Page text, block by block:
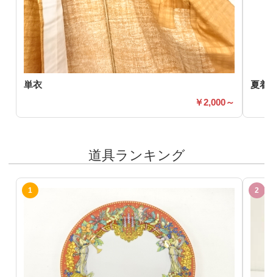
単衣
2,000～
夏着
道具ランキング